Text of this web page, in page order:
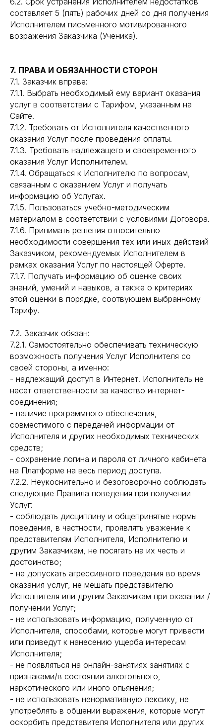
составляет 5 (пять) рабочих дней со дня получения
Исполнителем письменного мотивированного
возражения Заказчика (Ученика).
7. ПРАВА И ОБЯЗАННОСТИ СТОРОН
7.1. Заказчик вправе:
7.1.1. Выбрать необходимый ему вариант оказания
услуг в соответствии с Тарифом, указанным на
Сайте.
7.1.2. Требовать от Исполнителя качественного
оказания Услуг после проведения оплаты.
7.1.3. Требовать надлежащего и своевременного
оказания Услуг Исполнителем.
7.1.4. Обращаться к Исполнителю по вопросам,
связанным с оказанием Услуг и получать
информацию об Услугах.
7.1.5. Пользоваться учебно-методическим
материалом в соответствии с условиями Договора.
7.1.6. Принимать решения относительно
необходимости совершения тех или иных действий
Заказчиком, рекомендуемых Исполнителем в
рамках оказания Услуг по настоящей Оферте.
7.1.7. Получать информацию об оценке своих
знаний, умений и навыков, а также о критериях
этой оценки в порядке, соотвующем выбранному
Тарифу.
7.2. Заказчик обязан:
7.2.1. Самостоятельно обеспечивать техническую
возможность получения Услуг Исполнителя со
своей стороны, а именно:
- надлежащий доступ в Интернет. Исполнитель не
несет ответственности за качество интернет-
соединения;
- наличие программного обеспечения,
совместимого с передачей информации от
Исполнителя и других необходимых технических
средств;
- сохранение логина и пароля от личного кабинета
на Платформе на весь период доступа.
7.2.2. Неукоснительно и безоговорочно соблюдать
следующие Правила поведения при получении
Услуг:
- соблюдать дисциплину и общепринятые нормы
поведения, в частности, проявлять уважение к
представителям Исполнителя, Исполнителю и
другим Заказчикам, не посягать на их честь и
достоинство;
- не допускать агрессивного поведения во время
оказания услуг, не мешать представителю
Исполнителя или другим Заказчикам при оказании /
получении Услуг;
- не использовать информацию, полученную от
Исполнителя, способами, которые могут привести
или приведут к нанесению ущерба интересам
Исполнителя;
- не появляться на онлайн-занятиях занятиях с
признаками/в состоянии алкогольного,
наркотического или иного опьянения;
- не использовать ненормативную лексику, не
употреблять в общении выражения, которые могут
оскорбить представителя Исполнителя или других